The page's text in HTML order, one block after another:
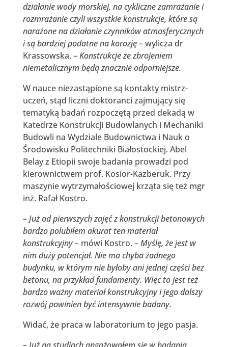
działanie wody morskiej, na cykliczne zamrażanie i
rozmrażanie czyli wszystkie konstrukcje, które są
narażone na działanie czynników atmosferycznych
i są bardziej podatne na korozję – wylicza dr
Krassowska. –Konstrukcje ze zbrojeniem
niemetalicznym będą znacznie odporniejsze.
W nauce niezastąpione są kontakty mistrz-
uczeń, stąd liczni doktoranci zajmujący się
tematyką badań rozpoczętą przed dekadą w
Katedrze Konstrukcji Budowlanych i Mechaniki
Budowli na Wydziale Budownictwa i Nauk o
Środowisku Politechniki Białostockiej. Abel
Belay z Etiopii swoje badania prowadzi pod
kierownictwem prof. Kosior-Kazberuk. Przy
maszynie wytrzymałościowej krząta się też mgr
inż. Rafał Kostro.
– Już od pierwszych zajęć z konstrukcji betonowych
bardzo polubiłem akurat ten materiał
konstrukcyjny – mówi Kostro. – Myślę, że jest w
nim duży potencjał. Nie ma chyba żadnego
budynku, w którym nie byłoby ani jednej części bez
betonu, na przykład fundamenty. Więc to jest też
bardzo ważny materiał konstrukcyjny i jego dalszy
rozwój powinien być intensywnie badany.
Widać, że praca w laboratorium to jego pasja.